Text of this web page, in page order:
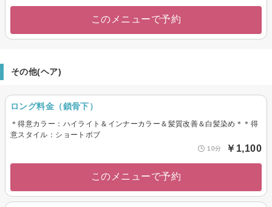
このメニューで予約
その他(ヘア)
ロング料金（鎖骨下）
＊得意カラー：ハイライト＆インナーカラー＆髪質改善＆白髪染め＊＊得
意スタイル：ショートボブ
10分 ￥1,100
このメニューで予約